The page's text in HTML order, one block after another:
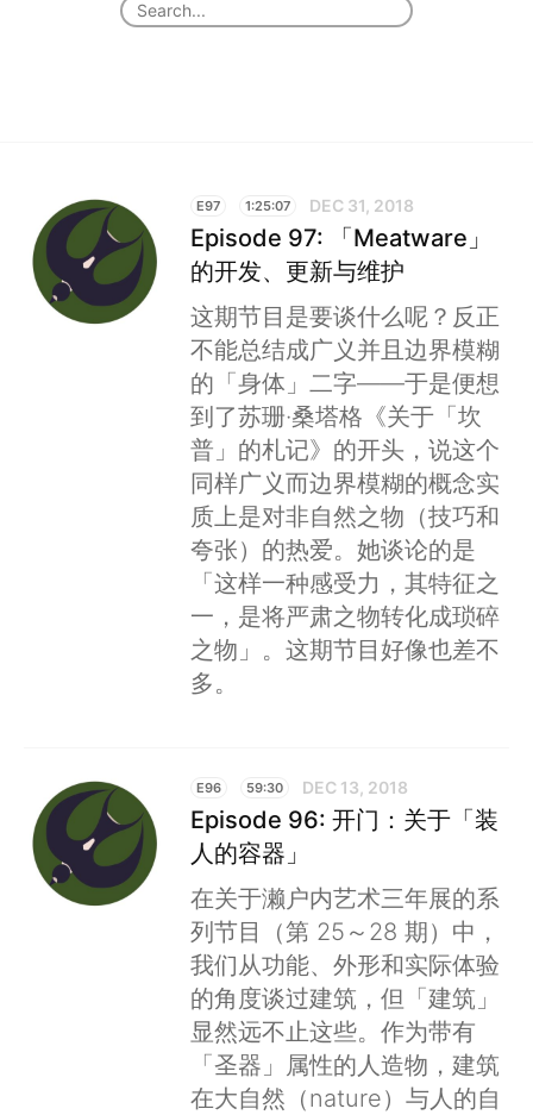
E97 1:25:07 DEC 31, 2018
Episode 97: 「Meatware」
的开发、更新与维护
这期节目是要谈什么呢？反正
不能总结成广义并且边界模糊
的「身体」二字——于是便想
到了苏珊·桑塔格《关于「坎
普」的札记》的开头，说这个
同样广义而边界模糊的概念实
质上是对非自然之物（技巧和
夸张）的热爱。她谈论的是
「这样一种感受力，其特征之
一，是将严肃之物转化成琐碎
之物」。这期节目好像也差不
多。
E96 59:30 DEC 13, 2018
Episode 96: 开门：关于「装
人的容器」
在关于濑户内艺术三年展的系
列节目（第 25～28 期）中，
我们从功能、外形和实际体验
的角度谈过建筑，但「建筑」
显然远不止这些。作为带有
「圣器」属性的人造物，建筑
在大自然（nature）与人的自